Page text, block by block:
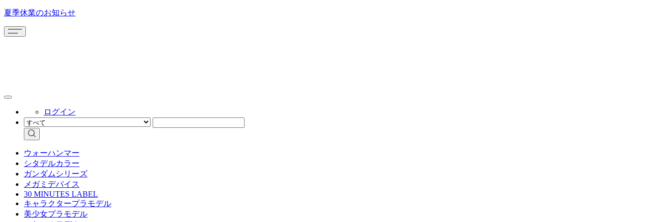
夏季休業のお知らせ
ログイン
ウォーハンマー
シタデルカラー
ガンダムシリーズ
メガミデバイス
30 MINUTES LABEL
キャラクタープラモデル
美少女プラモデル